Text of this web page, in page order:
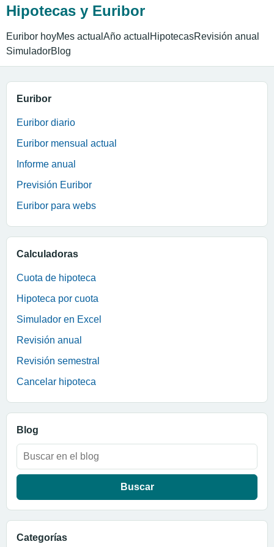
Hipotecas y Euribor
Euribor hoyMes actual Año actual HipotecasRevisión anual
SimuladorBlog
Euribor
Euribor diario
Euribor mensual actual
Informe anual
Previsión Euribor
Euribor para webs
Calculadoras
Cuota de hipoteca
Hipoteca por cuota
Simulador en Excel
Revisión anual
Revisión semestral
Cancelar hipoteca
Blog
Buscar:
Categorías